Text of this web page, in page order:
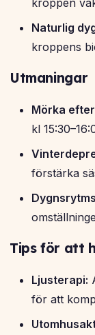
Naturlig
kroppens
Utmaningar
Mörka
kl
förstärka
Tips för att
Ljusterapi:
för att